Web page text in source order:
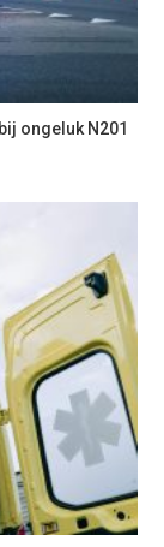
ongeluk N201